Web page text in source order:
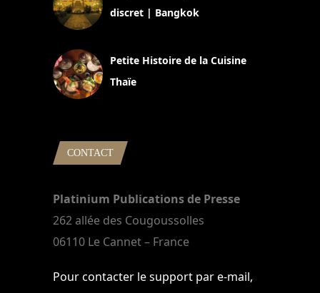
discret | Bangkok
Petite Histoire de la Cuisine
Thaïe
CONTACT
Platinium Publications de Presse
262 allée des Cougoussolles
06110 Le Cannet – France
Pour contacter le support par e-mail,